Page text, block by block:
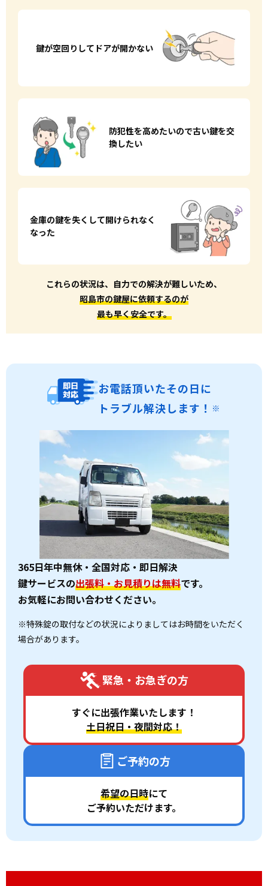
鍵が空回りして ドアが開かない
防犯性を高めたいので古い鍵を交
換したい
金庫の鍵を失くして開けられなく
なった
これらの状況は、自力での解決が難しいため、
昭島市の鍵屋に依頼するのが
最も早く安全です。
お電話頂いたその日に
トラブル解決します！ ※
365日年中無休・全国対応・即日解決
鍵サービスの出張料・お見積りは無料です。
お気軽にお問い合わせください。
※特殊錠の取付などの状況によりましてはお時間をいただく
場合があります。
緊急・お急ぎの方
すぐに出張作業いたします！
土日祝日・夜間対応！
ご予約の方
希望の日時にて
ご予約いただけます。